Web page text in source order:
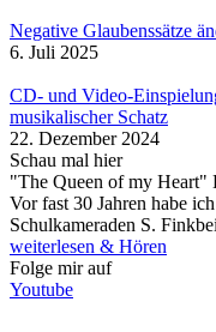
Negative Glaubenssätze
6. Juli 2025
CD- und Video-
musikalischer Schatz
22. Dezember 2024
Schau mal hier
"The Queen of my Heart"
Vor fast 30 Jahren habe
Schulkameraden S.
weiterlesen & Hören
Folge mir auf
Youtube